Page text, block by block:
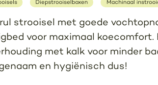
Diepstrooiselboxen Machinaal
strooisel met goede
voor maximaal koecomfort.
met kalk voor minder
en hygiënisch dus!